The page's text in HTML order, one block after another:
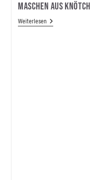
Maschen Aus
WeiterlesenMaschen